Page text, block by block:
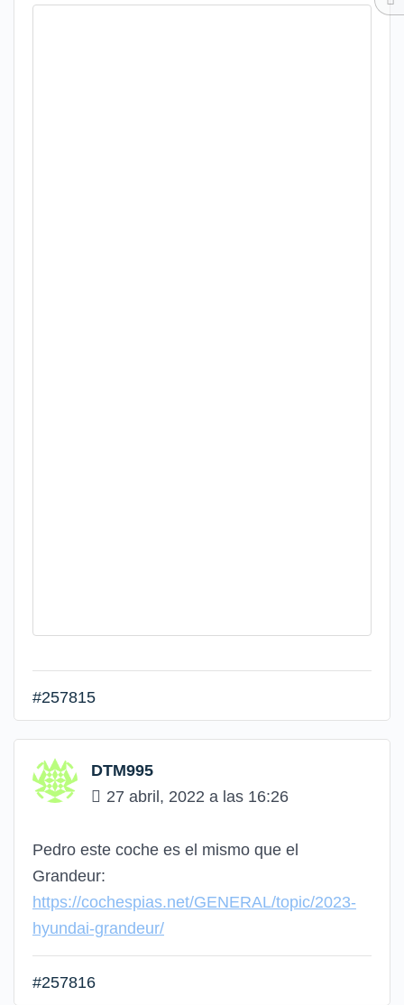
#257815
DTM995
27 abril, 2022 a las 16:26
Pedro este coche es el mismo que el
Grandeur:
https://cochespias.net/GENERAL/topic/2023-
hyundai-grandeur/
#257816